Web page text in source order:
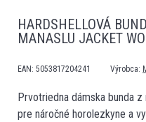
HARDSHELLOVÁ
MANASLU JACKET
EAN: 5053817204241 Výrobca:
Prvotriedna dámska bunda z
pre náročné horolezkyne a